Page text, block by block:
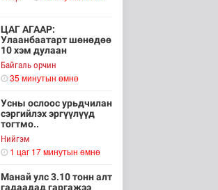
ЦАГ АГААР:
Улаанбаатарт шөнөдөө
10 хэм дулаан
Байгаль орчин
35 минутын өмнө
Усны ослоос урьдчилан
сэргийлэх эргүүлүүд
тогтмо..
Нийгэм
1 цаг 17 минутын өмнө
Манай улс 3.10 тонн алт
гадаадад гаргажээ